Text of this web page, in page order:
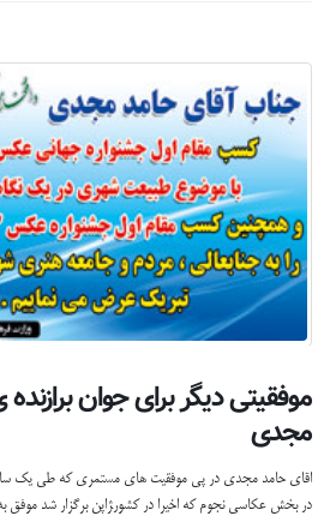
موفقیتی دیگر برای جوان
مجدی
اقای حامد مجدی در پی موفقيت های مستمری كه طي يك سال
در بخش عكاسی نجوم كه اخيرا در كشور‍‍‍‍ژاپن برگزار شد موفق